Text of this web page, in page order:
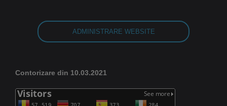
ADMINISTRARE WEBSITE
Contorizare din 10.03.2021